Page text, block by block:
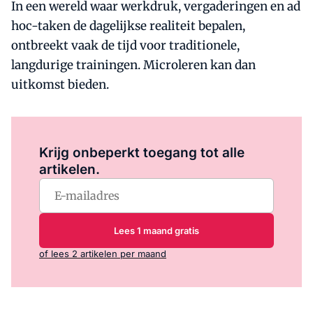
In een wereld waar werkdruk, vergaderingen en ad
hoc-taken de dagelijkse realiteit bepalen,
ontbreekt vaak de tijd voor traditionele,
langdurige trainingen. Microleren kan dan
uitkomst bieden.
Krijg onbeperkt toegang tot alle
artikelen.
Lees 1 maand gratis
of lees 2 artikelen per maand